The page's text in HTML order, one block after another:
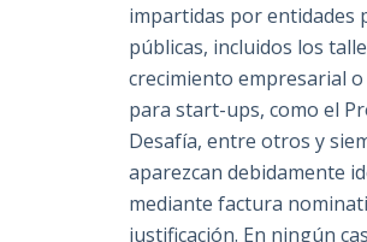
impartidas por entidades
públicas, incluidos los
crecimiento empresarial
para start-ups, como el
Desafía, entre otros y
aparezcan debidamente
mediante factura
justificación. En ningún